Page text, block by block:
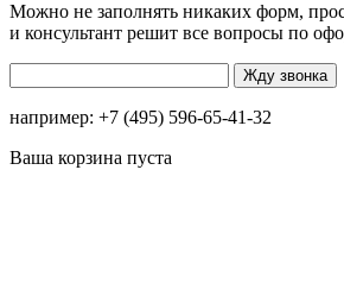
Можно не заполнять никаких форм,
и консультант решит все вопросы по
например: +7 (495) 596-65-41-32
Ваша корзина пуста